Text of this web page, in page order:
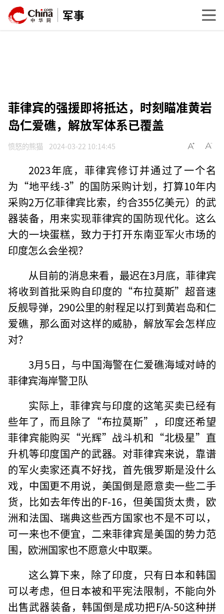
军事
菲律宾的强援即将抵达，时刻瞄准黄岩
岛仁爱礁，解放军体系已覆盖
愤怒的熊猫 2024-03-22 10:14:45
2023年底，菲律宾修订并通过了一个名
为“地平线-3”的国防采购计划，打算10年内
采购2万亿菲律宾比索，约合355亿美元）的武
器装备，用来实现菲律宾的国防现代化。这么
大的一块蛋糕，致力于打开东南亚军火市场的
印度怎么会坐视？
从目前的消息来看，最迟在3月底，菲律宾
将收到首批采购自印度的“布拉莫斯”超音速
反舰导弹，290公里的射程足以打到黄岩岛和仁
爱礁，那么面对这样的威胁，解放军会怎样应
对？
3月5日，与中国海警在仁爱礁海域对峙的
菲律宾海岸警卫队
实际上，菲律宾与印度的这笔买卖已经有
些年了，而且除了“布拉莫斯”，印度还希望
菲律宾能购买“光辉”战斗机和“北极星”直
升机等印度国产的武器。对菲律宾来说，靠谱
的军火卖家还真不好找，首先俄罗斯是没什么
戏，中国更不用说，美国倒是愿意卖一些二手
货，比如去年传出的F-16，但美国货太贵，欧
洲和法国、瑞典这些西方国家也不是不可以，
可一来也不便宜，二来菲律宾是美国的势力范
围，欧洲国家也不愿意火中取栗。
这么算下来，除了印度，只有日本和韩国
可以考虑，但日本被和平宪法限制，不能向外
出售武器装备，韩国倒是成功把F/A-50这种拼